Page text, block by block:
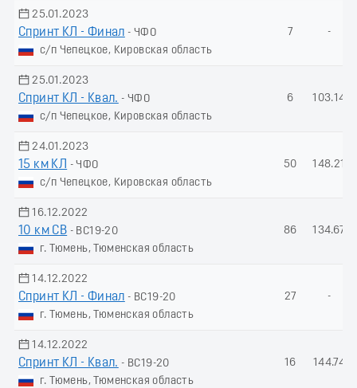
25.01.2023
Спринт КЛ - Финал - ЧФО
с/п Чепецкое, Кировская область
7 -
25.01.2023
Спринт КЛ - Квал. - ЧФО
с/п Чепецкое, Кировская область
6 103.14
24.01.2023
15 км КЛ
- ЧФО
с/п Чепецкое, Кировская область
50 148.21
16.12.2022
10 км СВ - ВС19-20
г. Тюмень, Тюменская область
86 134.67
14.12.2022
Спринт КЛ - Финал - ВС19-20
г. Тюмень, Тюменская область
27 -
14.12.2022
Спринт КЛ - Квал. - ВС19-20
г. Тюмень, Тюменская область
16 144.74